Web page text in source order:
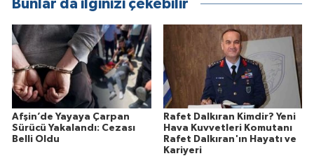
Bunlar da ilginizi çekebilir
Afşin’de Yayaya Çarpan
Sürücü Yakalandı: Cezası
Belli Oldu
Rafet Dalkıran Kimdir? Yeni
Hava Kuvvetleri Komutanı
Rafet Dalkıran'ın Hayatı ve
Kariyeri